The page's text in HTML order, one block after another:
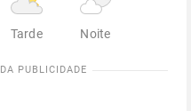
Tarde Noite